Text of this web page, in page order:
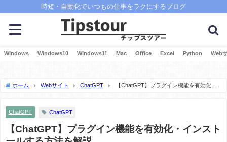
時短・自動化でいつもの仕事をラクにするブログ
Windows Windows10 Windows11 Mac Office Excel Python Web
ホーム Webサイト ChatGPT
【ChatGPT】プラグイン機能を有効化・
ChatGPT ChatGPT
【ChatGPT】プラグイン機能を有効化・インスト